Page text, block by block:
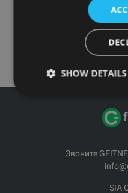
высокого качества от
удовлетворения ваших
тренировок в студии, так и
Звоните
SIA
SHOW DETAILS